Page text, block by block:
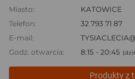
Miasto:
KATOWICE
Telefon:
32 793 71 87
E-mail:
Godz. otwarcia:
8:15 - 20:45
Produkty z